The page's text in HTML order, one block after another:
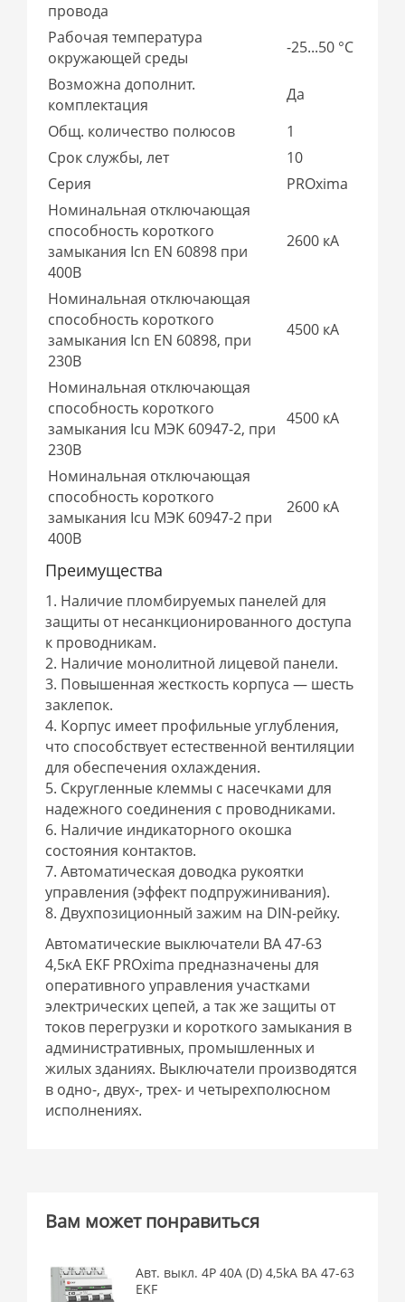
провода
Рабочая температура
окружающей среды
-25...50 °C
Возможна дополнит.
комплектация
Да
Общ. количество полюсов
1
Срок службы, лет
10
Серия
PROxima
Номинальная отключающая
способность короткого
замыкания Icn EN 60898 при
400В
2600 кА
Номинальная отключающая
способность короткого
замыкания Icn EN 60898, при
230В
4500 кА
Номинальная отключающая
способность короткого
замыкания Icu МЭК 60947-2, при
230В
4500 кА
Номинальная отключающая
способность короткого
замыкания Icu МЭК 60947-2 при
400В
2600 кА
Преимущества
1. Наличие пломбируемых панелей для
защиты от несанкционированного доступа
к проводникам.
2. Наличие монолитной лицевой панели.
3. Повышенная жесткость корпуса — шесть
заклепок.
4. Корпус имеет профильные углубления,
что способствует естественной вентиляции
для обеспечения охлаждения.
5. Cкругленные клеммы с насечками для
надежного соединения с проводниками.
6. Наличие индикаторного окошка
состояния контактов.
7. Автоматическая доводка рукоятки
управления (эффект подпружинивания).
8. Двухпозиционный зажим на DIN-рейку.
Автоматические выключатели ВА 47-63
4,5кА EKF PROxima предназначены для
оперативного управления участками
электрических цепей, а так же защиты от
токов перегрузки и короткого замыкания в
административных, промышленных и
жилых зданиях. Выключатели производятся
в одно-, двух-, трех- и четырехполюсном
исполнениях.
Вам может понравиться
Авт. выкл. 4P 40А (D) 4,5kA ВА 47-63
EKF